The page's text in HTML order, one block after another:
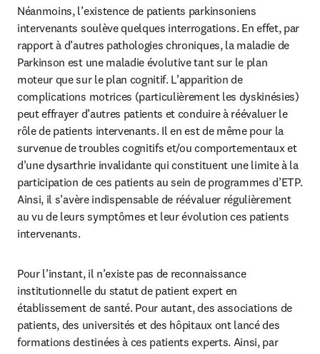
Néanmoins, l’existence de patients parkinsoniens
intervenants soulève quelques interrogations. En effet, par
rapport à d’autres pathologies chroniques, la maladie de
Parkinson est une maladie évolutive tant sur le plan
moteur que sur le plan cognitif. L’apparition de
complications motrices (particulièrement les dyskinésies)
peut effrayer d’autres patients et conduire à réévaluer le
rôle de patients intervenants. Il en est de même pour la
survenue de troubles cognitifs et/ou comportementaux et
d’une dysarthrie invalidante qui constituent une limite à la
participation de ces patients au sein de programmes d’ETP.
Ainsi, il s’avère indispensable de réévaluer régulièrement
au vu de leurs symptômes et leur évolution ces patients
intervenants.
Pour l’instant, il n’existe pas de reconnaissance
institutionnelle du statut de patient expert en
établissement de santé. Pour autant, des associations de
patients, des universités et des hôpitaux ont lancé des
formations destinées à ces patients experts. Ainsi, par